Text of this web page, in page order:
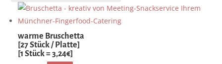
sortiert:
warme Bruschetta
[27 Stück / Platte]
[1 Stück = 3,24€]